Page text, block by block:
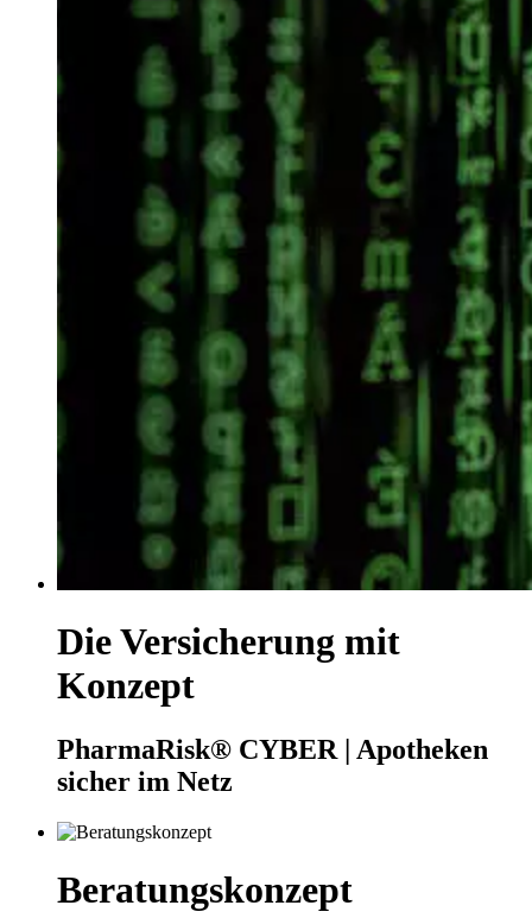
Die Versicherung mit
Konzept
PharmaRisk® CYBER | Apotheken
sicher im Netz
Beratungskonzept